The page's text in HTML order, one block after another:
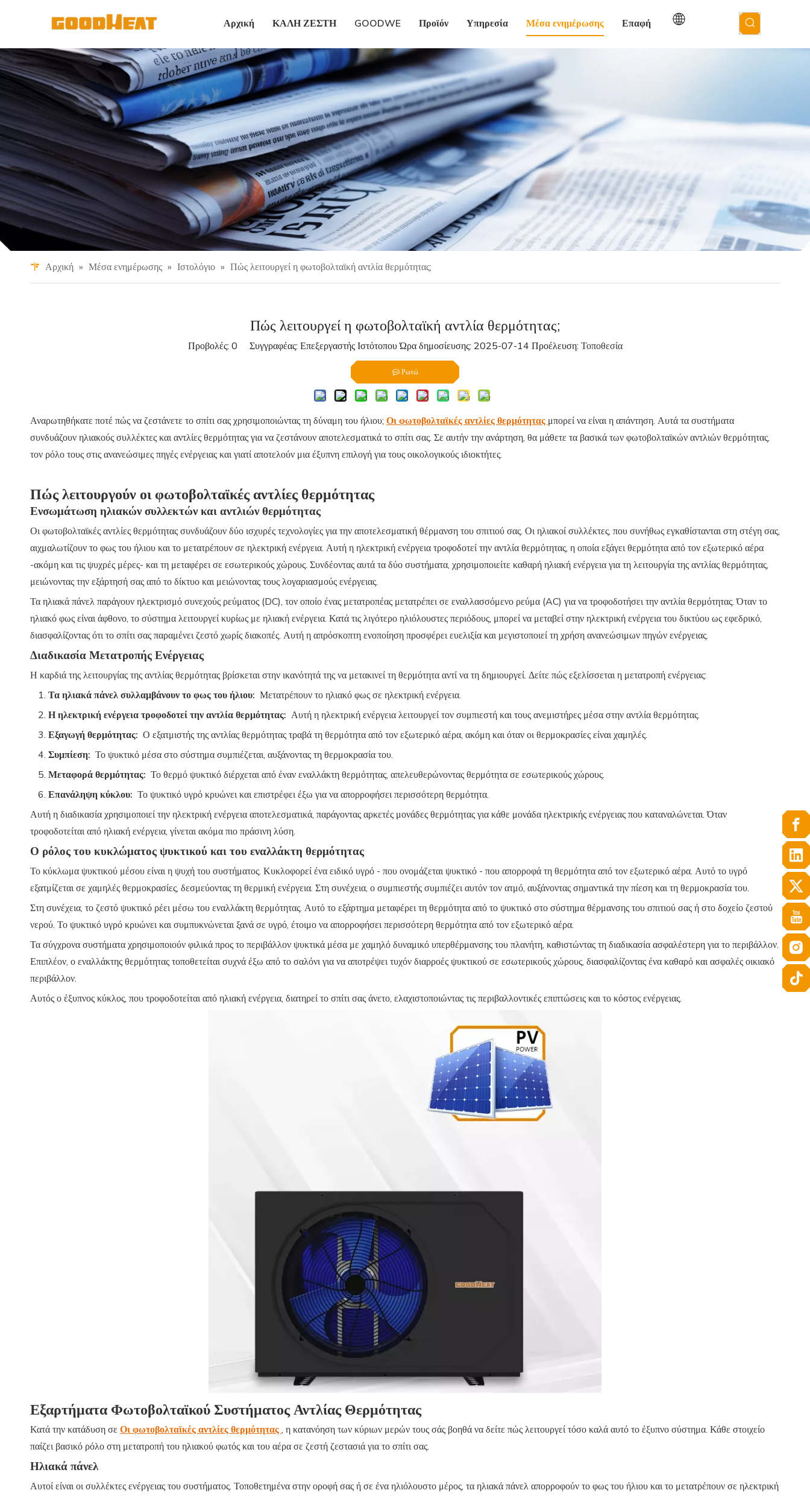
Αρχική ΚΑΛΗ ΖΕΣΤΗ GOODWE Προϊόν Υπηρεσία Μέσα ενημέρωσης Επαφή
Αρχική » Μέσα ενημέρωσης » Ιστολόγιο » Πώς λειτουργεί η φωτοβολταϊκή αντλία θερμότητας;
Πώς λειτουργεί η φωτοβολταϊκή αντλία θερμότητας;
Προβολές: 0 Συγγραφέας: Επεξεργαστής Ιστότοπου Ώρα δημοσίευσης: 2025-07-14 Προέλευση: Τοποθεσία
Ρωτώ
Αναρωτηθήκατε ποτέ πώς να ζεστάνετε το σπίτι σας χρησιμοποιώντας τη δύναμη του ήλιου; Οι φωτοβολταϊκές αντλίες θερμότητας μπορεί να είναι η απάντηση. Αυτά τα συστήματα
συνδυάζουν ηλιακούς συλλέκτες και αντλίες θερμότητας για να ζεστάνουν αποτελεσματικά το σπίτι σας. Σε αυτήν την ανάρτηση, θα μάθετε τα βασικά των φωτοβολταϊκών αντλιών θερμότητας,
τον ρόλο τους στις ανανεώσιμες πηγές ενέργειας και γιατί αποτελούν μια έξυπνη επιλογή για τους οικολογικούς ιδιοκτήτες.
Πώς λειτουργούν οι φωτοβολταϊκές αντλίες θερμότητας
Ενσωμάτωση ηλιακών συλλεκτών και αντλιών θερμότητας
Οι φωτοβολταϊκές αντλίες θερμότητας συνδυάζουν δύο ισχυρές τεχνολογίες για την αποτελεσματική θέρμανση του σπιτιού σας. Οι ηλιακοί συλλέκτες, που συνήθως εγκαθίστανται στη στέγη σας,
αιχμαλωτίζουν το φως του ήλιου και το μετατρέπουν σε ηλεκτρική ενέργεια. Αυτή η ηλεκτρική ενέργεια τροφοδοτεί την αντλία θερμότητας, η οποία εξάγει θερμότητα από τον εξωτερικό αέρα
-ακόμη και τις ψυχρές μέρες- και τη μεταφέρει σε εσωτερικούς χώρους. Συνδέοντας αυτά τα δύο συστήματα, χρησιμοποιείτε καθαρή ηλιακή ενέργεια για τη λειτουργία της αντλίας θερμότητας,
μειώνοντας την εξάρτησή σας από το δίκτυο και μειώνοντας τους λογαριασμούς ενέργειας.
Τα ηλιακά πάνελ παράγουν ηλεκτρισμό συνεχούς ρεύματος (DC), τον οποίο ένας μετατροπέας μετατρέπει σε εναλλασσόμενο ρεύμα (AC) για να τροφοδοτήσει την αντλία θερμότητας. Όταν το
ηλιακό φως είναι άφθονο, το σύστημα λειτουργεί κυρίως με ηλιακή ενέργεια. Κατά τις λιγότερο ηλιόλουστες περιόδους, μπορεί να μεταβεί στην ηλεκτρική ενέργεια του δικτύου ως εφεδρικό,
διασφαλίζοντας ότι το σπίτι σας παραμένει ζεστό χωρίς διακοπές. Αυτή η απρόσκοπτη ενοποίηση προσφέρει ευελιξία και μεγιστοποιεί τη χρήση ανανεώσιμων πηγών ενέργειας.
Διαδικασία Μετατροπής Ενέργειας
Η καρδιά της λειτουργίας της αντλίας θερμότητας βρίσκεται στην ικανότητά της να μετακινεί τη θερμότητα αντί να τη δημιουργεί. Δείτε πώς εξελίσσεται η μετατροπή ενέργειας:
Τα ηλιακά πάνελ συλλαμβάνουν το φως του ήλιου: Μετατρέπουν το ηλιακό φως σε ηλεκτρική ενέργεια.
Η ηλεκτρική ενέργεια τροφοδοτεί την αντλία θερμότητας: Αυτή η ηλεκτρική ενέργεια λειτουργεί τον συμπιεστή και τους ανεμιστήρες μέσα στην αντλία θερμότητας.
Εξαγωγή θερμότητας: Ο εξατμιστής της αντλίας θερμότητας τραβά τη θερμότητα από τον εξωτερικό αέρα, ακόμη και όταν οι θερμοκρασίες είναι χαμηλές.
Συμπίεση: Το ψυκτικό μέσα στο σύστημα συμπιέζεται, αυξάνοντας τη θερμοκρασία του.
Μεταφορά θερμότητας: Το θερμό ψυκτικό διέρχεται από έναν εναλλάκτη θερμότητας, απελευθερώνοντας θερμότητα σε εσωτερικούς χώρους.
Επανάληψη κύκλου: Το ψυκτικό υγρό κρυώνει και επιστρέφει έξω για να απορροφήσει περισσότερη θερμότητα.
Αυτή η διαδικασία χρησιμοποιεί την ηλεκτρική ενέργεια αποτελεσματικά, παράγοντας αρκετές μονάδες θερμότητας για κάθε μονάδα ηλεκτρικής ενέργειας που καταναλώνεται. Όταν
τροφοδοτείται από ηλιακή ενέργεια, γίνεται ακόμα πιο πράσινη λύση.
Ο ρόλος του κυκλώματος ψυκτικού και του εναλλάκτη θερμότητας
Το κύκλωμα ψυκτικού μέσου είναι η ψυχή του συστήματος. Κυκλοφορεί ένα ειδικό υγρό - που ονομάζεται ψυκτικό - που απορροφά τη θερμότητα από τον εξωτερικό αέρα. Αυτό το υγρό
εξατμίζεται σε χαμηλές θερμοκρασίες, δεσμεύοντας τη θερμική ενέργεια. Στη συνέχεια, ο συμπιεστής συμπιέζει αυτόν τον ατμό, αυξάνοντας σημαντικά την πίεση και τη θερμοκρασία του.
Στη συνέχεια, το ζεστό ψυκτικό ρέει μέσω του εναλλάκτη θερμότητας. Αυτό το εξάρτημα μεταφέρει τη θερμότητα από το ψυκτικό στο σύστημα θέρμανσης του σπιτιού σας ή στο δοχείο ζεστού
νερού. Το ψυκτικό υγρό κρυώνει και συμπυκνώνεται ξανά σε υγρό, έτοιμο να απορροφήσει περισσότερη θερμότητα από τον εξωτερικό αέρα.
Τα σύγχρονα συστήματα χρησιμοποιούν φιλικά προς το περιβάλλον ψυκτικά μέσα με χαμηλό δυναμικό υπερθέρμανσης του πλανήτη, καθιστώντας τη διαδικασία ασφαλέστερη για το περιβάλλον.
Επιπλέον, ο εναλλάκτης θερμότητας τοποθετείται συχνά έξω από το σαλόνι για να αποτρέψει τυχόν διαρροές ψυκτικού σε εσωτερικούς χώρους, διασφαλίζοντας ένα καθαρό και ασφαλές οικιακό
περιβάλλον.
Αυτός ο έξυπνος κύκλος, που τροφοδοτείται από ηλιακή ενέργεια, διατηρεί το σπίτι σας άνετο, ελαχιστοποιώντας τις περιβαλλοντικές επιπτώσεις και το κόστος ενέργειας.
Εξαρτήματα Φωτοβολταϊκού Συστήματος Αντλίας Θερμότητας
Κατά την κατάδυση σε Οι φωτοβολταϊκές αντλίες θερμότητας, η κατανόηση των κύριων μερών τους σάς βοηθά να δείτε πώς λειτουργεί τόσο καλά αυτό το έξυπνο σύστημα. Κάθε στοιχείο
παίζει βασικό ρόλο στη μετατροπή του ηλιακού φωτός και του αέρα σε ζεστή ζεστασιά για το σπίτι σας.
Ηλιακά πάνελ
Αυτοί είναι οι συλλέκτες ενέργειας του συστήματος. Τοποθετημένα στην οροφή σας ή σε ένα ηλιόλουστο μέρος, τα ηλιακά πάνελ απορροφούν το φως του ήλιου και το μετατρέπουν σε ηλεκτρική